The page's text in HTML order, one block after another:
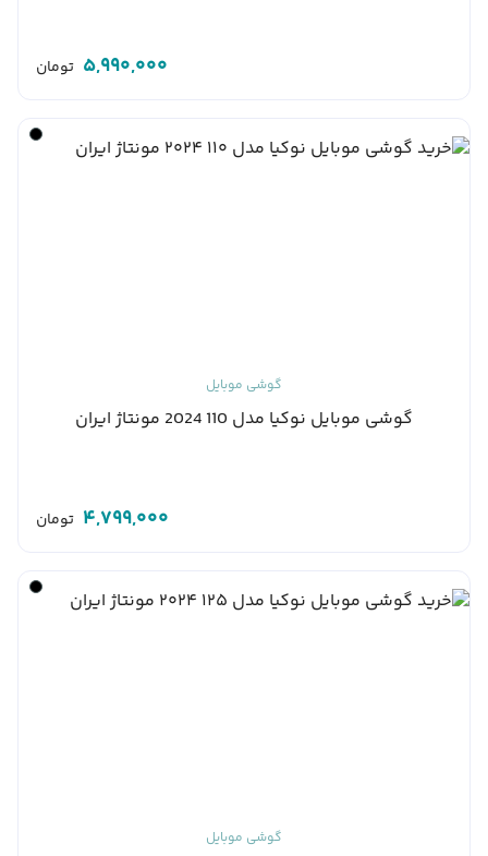
5,990,000 تومان
گوشی موبایل
گوشی موبایل نوکیا مدل 110 2024 مونتاژ ایران
4,799,000 تومان
گوشی موبایل